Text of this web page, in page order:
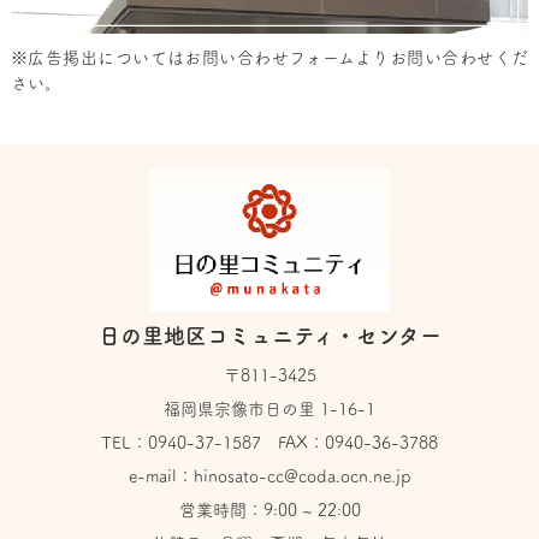
※広告掲出については お問い合わせフォーム よりお問い合わせくだ
さい。
日の里地区コミュニティ・センター
〒811-3425
福岡県宗像市日の里 1-16-1
TEL： 0940-37-1587 FAX：0940-36-3788
e-mail： hinosato-cc@coda.ocn.ne.jp
営業時間：9:00 ~ 22:00